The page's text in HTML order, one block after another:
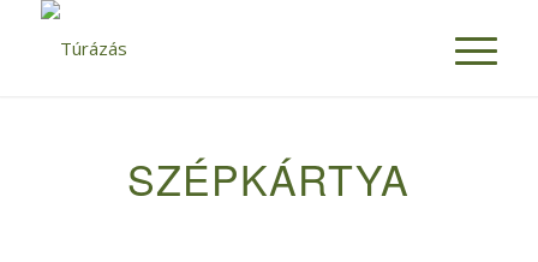
SZÉPKÁRTYA